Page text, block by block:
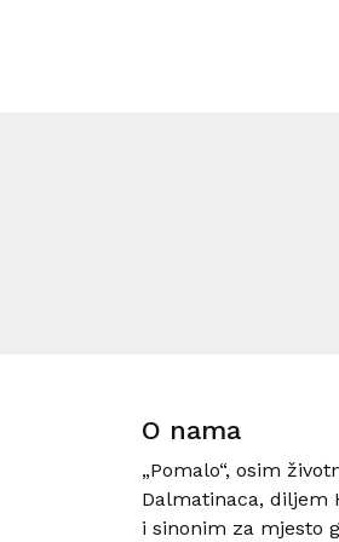
O nama
„Pomalo“, osim
Dalmatinaca, diljem
i sinonim za mjesto